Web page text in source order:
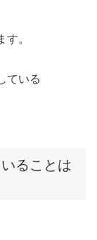
す。
ている
ることは